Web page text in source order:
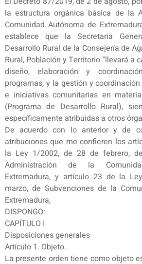
la estructura orgánica básica de la
Comunidad Autónoma de
establece que la Secretaria
Desarrollo Rural de la Consejería de
Rural, Población y Territorio “llevará a
diseño, elaboración y
programas, y la gestión y
e iniciativas comunitarias en
(Programa de Desarrollo Rural),
específicamente atribuidas a otros
De acuerdo con lo anterior y de
atribuciones que me confieren los
la Ley 1/2002, de 28 de febrero,
Administración de la
Extremadura, y artículo 23 de la
marzo, de Subvenciones de la
Extremadura,
DISPONGO:
CAPÍTULO I
Disposiciones generales
Artículo 1. Objeto.
La presente orden tiene como objeto